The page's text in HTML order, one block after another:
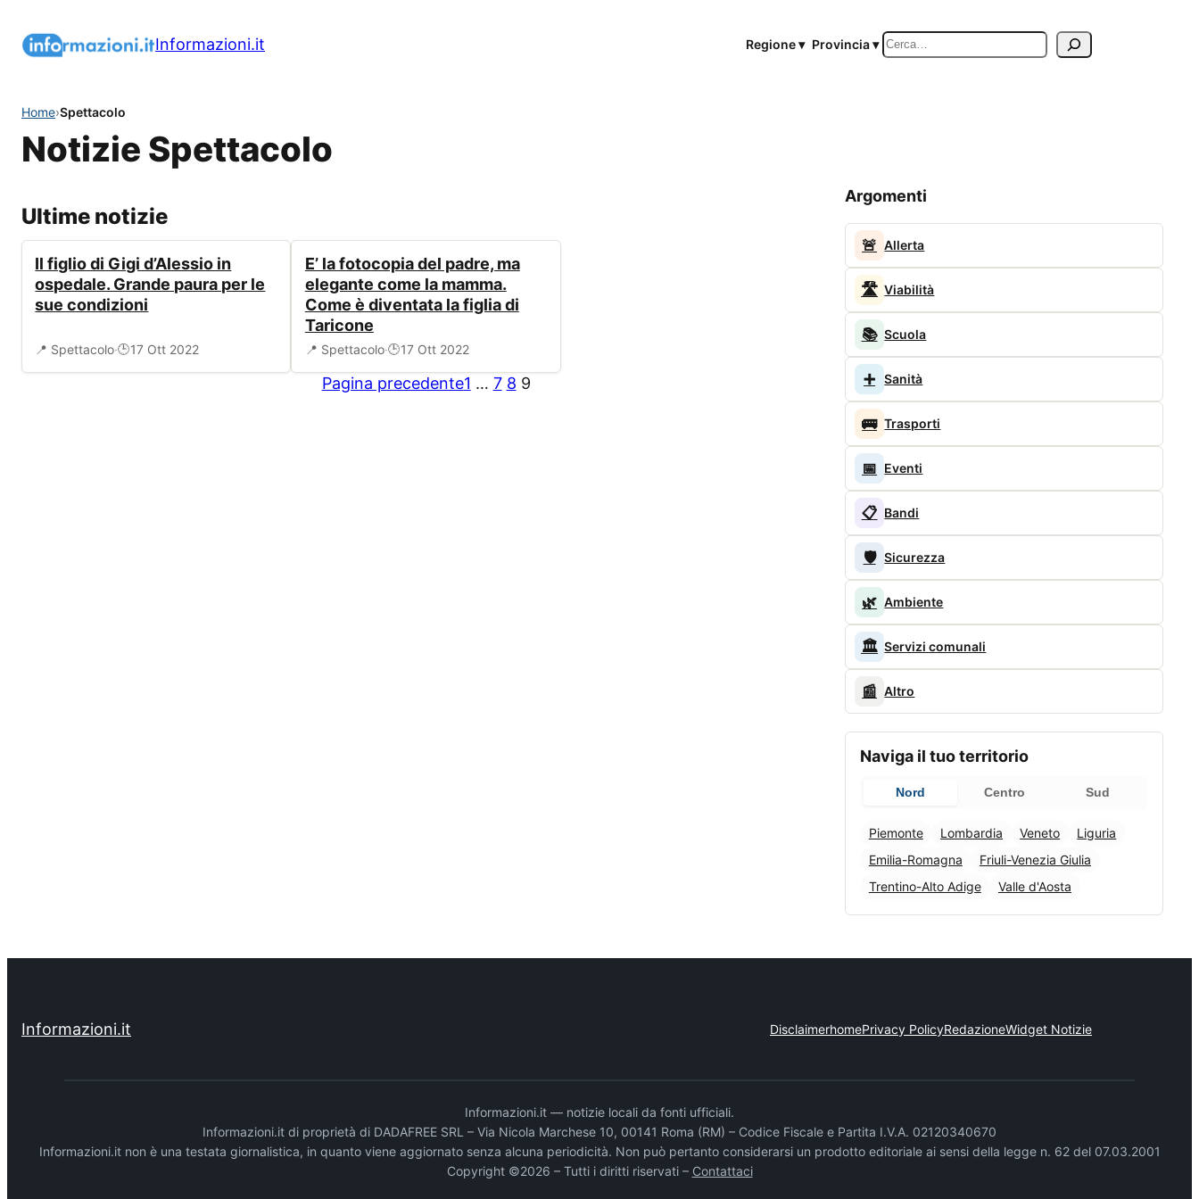
Informazioni.it Regione ▾ Provincia ▾ Cerca
Home›Spettacolo
Notizie Spettacolo
Ultime notizie
Il figlio di Gigi d’Alessio in
ospedale. Grande paura per le
sue condizioni
📍 Spettacolo·🕒17 Ott 2022
E’ la fotocopia del padre, ma
elegante come la mamma.
Come è diventata la figlia di
Taricone
📍 Spettacolo·🕒17 Ott 2022
Pagina precedente1 … 7 8 9
Argomenti
🚨 Allerta
🛣️ Viabilità
📚 Scuola
➕ Sanità
🚌 Trasporti
📅 Eventi
📋 Bandi
🛡️ Sicurezza
🌿 Ambiente
🏛️ Servizi comunali
📰 Altro
Naviga il tuo territorio
Nord Centro Sud
Piemonte Lombardia Veneto
Liguria
Emilia-Romagna
Friuli-Venezia Giulia
Trentino-Alto Adige
Valle d'Aosta
Informazioni.it DisclaimerhomePrivacy PolicyRedazioneWidget Notizie
Informazioni.it — notizie locali da fonti ufficiali.
Informazioni.it di proprietà di DADAFREE SRL – Via Nicola Marchese 10, 00141 Roma (RM) – Codice Fiscale e Partita I.V.A. 02120340670
Informazioni.it non è una testata giornalistica, in quanto viene aggiornato senza alcuna periodicità. Non può pertanto considerarsi un prodotto editoriale ai sensi della legge n. 62 del 07.03.2001
Copyright ©2026 – Tutti i diritti riservati – Contattaci